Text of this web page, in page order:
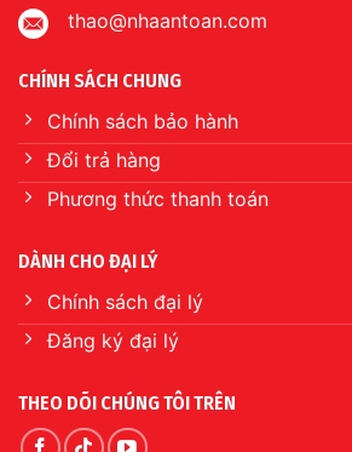
thao@nhaantoan.com
CHÍNH SÁCH CHUNG
Chính sách bảo hành
Đổi trả hàng
Phương thức thanh toán
DÀNH CHO ĐẠI LÝ
Chính sách đại lý
Đăng ký đại lý
THEO DÕI CHÚNG TÔI TRÊN